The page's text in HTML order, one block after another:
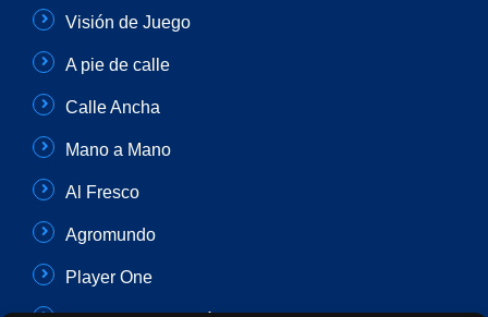
Visión de Juego
A pie de calle
Calle Ancha
Mano a Mano
Al Fresco
Agromundo
Player One